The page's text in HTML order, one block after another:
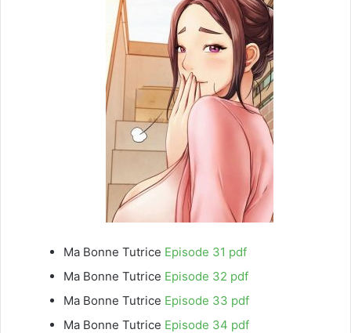
Ma Bonne Tutrice Episode 31 pdf
Ma Bonne Tutrice Episode 32 pdf
Ma Bonne Tutrice Episode 33 pdf
Ma Bonne Tutrice Episode 34 pdf